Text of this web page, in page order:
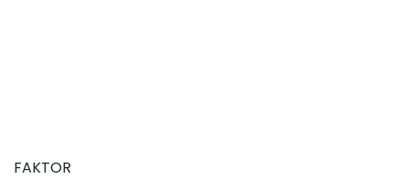
FAKTOR